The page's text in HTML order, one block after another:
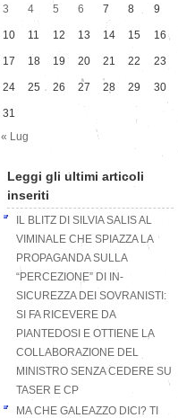
3 4 5 6 7 8 9
10 11 12 13 14 15 16
17 18 19 20 21 22 23
24 25 26 27 28 29 30
31
« Lug
Leggi gli ultimi articoli
inseriti
IL BLITZ DI SILVIA SALIS AL
VIMINALE CHE SPIAZZA LA
PROPAGANDA SULLA
“PERCEZIONE” DI IN-
SICUREZZA DEI SOVRANISTI:
SI FA RICEVERE DA
PIANTEDOSI E OTTIENE LA
COLLABORAZIONE DEL
MINISTRO SENZA CEDERE SU
TASER E CP
MA CHE GALEAZZO DICI? TI